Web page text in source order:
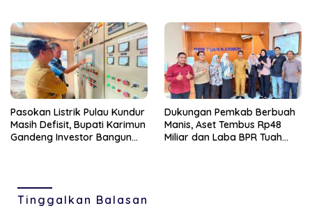
Pasokan Listrik Pulau Kundur
Masih Defisit, Bupati Karimun
Gandeng Investor Bangun
Dukungan Pemkab Berbuah
Manis, Aset Tembus Rp48
Miliar dan Laba BPR Tuah
Tinggalkan Balasan